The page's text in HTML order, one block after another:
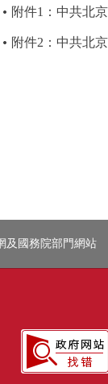
附件1：中共北
附件2：中共北
及國務院部門網站